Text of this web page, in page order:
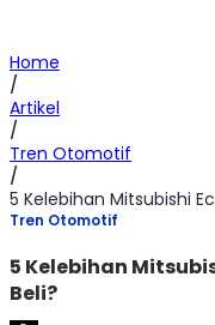
Home
/
Artikel
/
Tren Otomotif
/
5 Kelebihan Mitsubishi
Tren Otomotif
5 Kelebihan
Beli?